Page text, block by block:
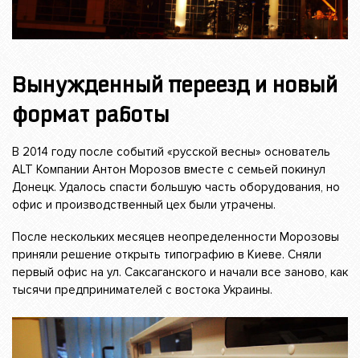
Вынужденный переезд и новый
формат работы
В 2014 году после событий «русской весны» основатель
ALT Компании Антон Морозов вместе с семьей покинул
Донецк. Удалось спасти большую часть оборудования, но
офис и производственный цех были утрачены.
После нескольких месяцев неопределенности Морозовы
приняли решение открыть типографию в Киеве. Сняли
первый офис на ул. Саксаганского и начали все заново, как
тысячи предпринимателей с востока Украины.